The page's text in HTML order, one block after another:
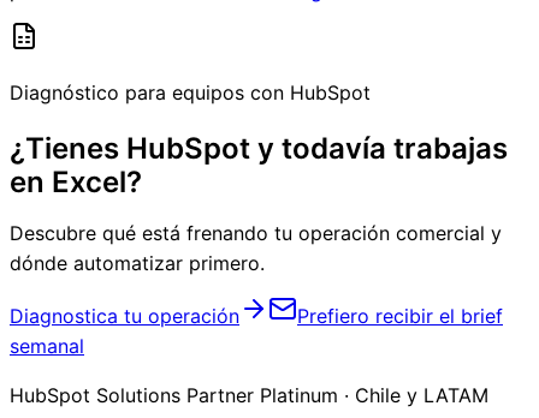
Diagnóstico para equipos con HubSpot
¿Tienes HubSpot y todavía trabajas
en Excel?
Descubre qué está frenando tu operación comercial y
dónde automatizar primero.
Diagnostica tu operación
Prefiero recibir el brief
semanal
HubSpot Solutions Partner Platinum · Chile y LATAM